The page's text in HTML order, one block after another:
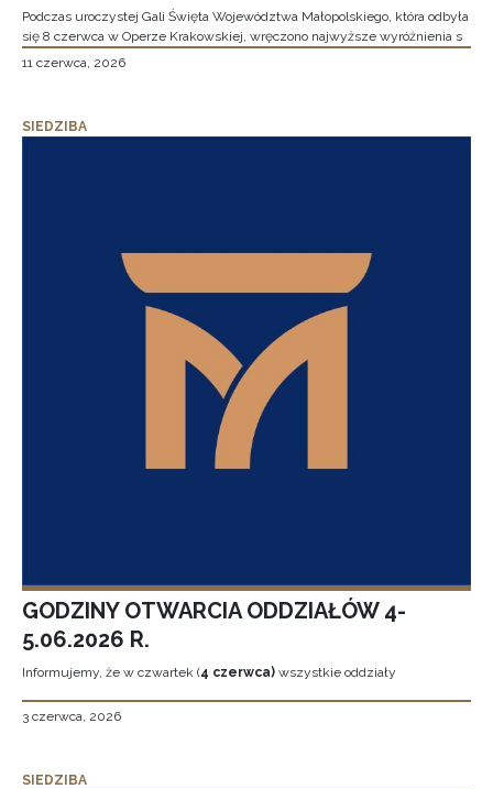
Podczas uroczystej Gali Święta Województwa Małopolskiego, która odbyła
się 8 czerwca w Operze Krakowskiej, wręczono najwyższe wyróżnienia s
11 czerwca, 2026
SIEDZIBA
GODZINY OTWARCIA ODDZIAŁÓW 4-
5.06.2026 R.
Informujemy, że w czwartek (4 czerwca) wszystkie oddziały
3 czerwca, 2026
SIEDZIBA